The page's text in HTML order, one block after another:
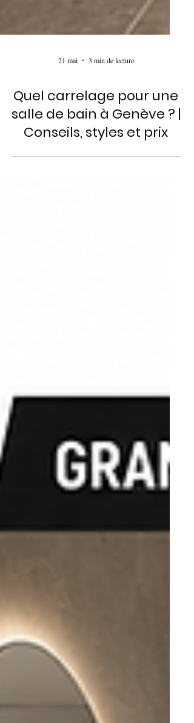
21 mai 3 min de lecture
Quel carrelage pour une
salle de bain à Genève ? |